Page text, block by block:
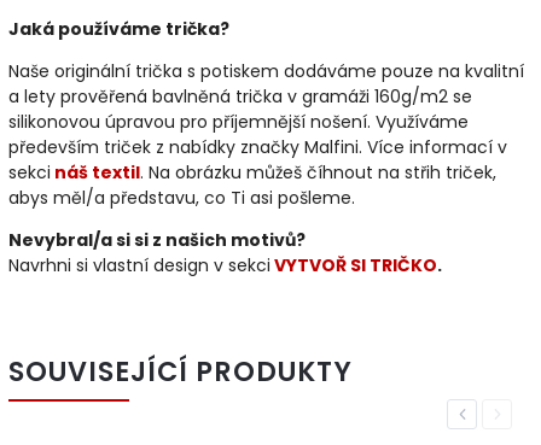
Jaká používáme trička?
Naše originální trička s potiskem dodáváme pouze na kvalitní
a lety prověřená bavlněná trička v gramáži 160g/m2 se
silikonovou úpravou pro příjemnější nošení. Využíváme
především triček z nabídky značky Malfini. Více informací v
sekci náš textil. Na obrázku můžeš číhnout na střih triček,
abys měl/a představu, co Ti asi pošleme.
Nevybral/a si si z našich motivů?
Navrhni si vlastní design v sekci VYTVOŘ SI TRIČKO.
SOUVISEJÍCÍ PRODUKTY
PreviousNext